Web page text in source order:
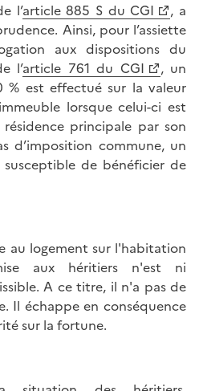
l’article 885 S du CGI
, a
Ainsi, pour l’assiette
aux dispositions du
l’article 761 du CGI
, un
est effectué sur la valeur
lorsque celui-ci est
principale par son
d’imposition commune, un
de bénéficier de
au logement sur l'habitation
aux héritiers n'est ni
A ce titre, il n'a pas de
Il échappe en conséquence
sur la fortune.